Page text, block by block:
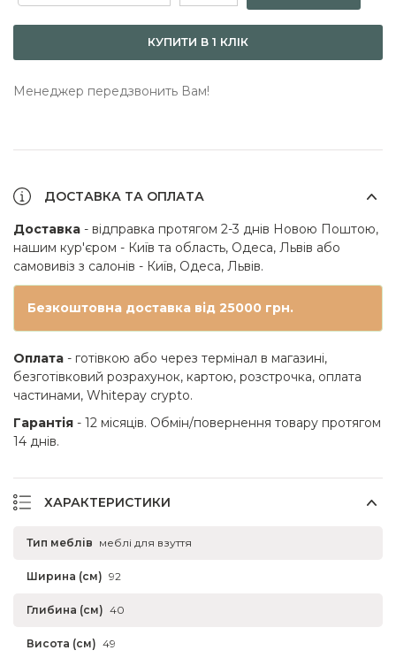
КУПИТИ В 1 КЛІК
Менеджер передзвонить Вам!
ДОСТАВКА ТА ОПЛАТА
Доставка - відправка протягом 2-3 днів Новою Поштою,
нашим кур'єром - Київ та область, Одеса, Львів або
самовивіз з салонів - Київ, Одеса, Львів.
Безкоштовна доставка від 25000 грн.
Оплата - готівкою або через термінал в магазині,
безготівковий розрахунок, картою, розстрочка, оплата
частинами, Whitepay crypto.
Гарантія - 12 місяців. Обмін/повернення товару протягом
14 днів.
ХАРАКТЕРИСТИКИ
Тип меблів меблі для взуття
Ширина (см) 92
Глибина (см) 40
Висота (см) 49